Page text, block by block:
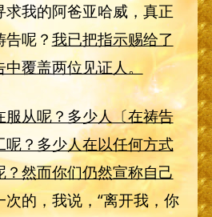
求我的阿爸亚哈威，真正
呢？ 我已把指示赐给了
覆盖两位见证人。
服从呢？多少人〔在祷告
呢？多少人在以任何方式
然而你们仍然宣称自己
次的，我说，“离开我，你